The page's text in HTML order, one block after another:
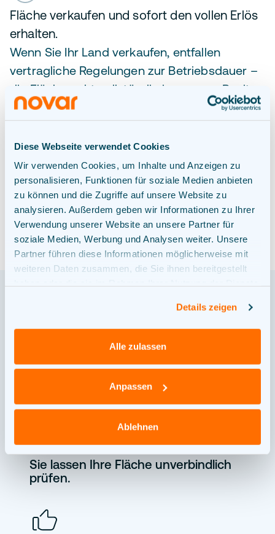
Diese Webseite verwendet Cookies
Wir verwenden Cookies, um Inhalte und Anzeigen zu
personalisieren, Funktionen für soziale Medien anbieten
zu können und die Zugriffe auf unsere Website zu
analysieren. Außerdem geben wir Informationen zu Ihrer
Verwendung unserer Website an unsere Partner für
soziale Medien, Werbung und Analysen weiter. Unsere
Partner führen diese Informationen möglicherweise mit
weiteren Daten zusammen, die Sie ihnen bereitgestellt
Details zeigen
Alle zulassen
Anpassen
Ablehnen
Fläche verkaufen und sofort den vollen Erlös
erhalten.
Wenn Sie Ihr Land verkaufen, entfallen
vertragliche Regelungen zur Betriebsdauer –
die Fläche geht vollständig in unseren Besitz
über. Die Übergabe wird notariell begleitet
und rechtssicher abgewickelt. Der größte
Vorteil: Sie erhalten den gesamten Kaufpreis
auf einmal – ohne langfristige Bindung.
So einfach läuft die
Zusamenarbeit mit Novar:
Sie lassen Ihre Fläche unverbindlich
prüfen.